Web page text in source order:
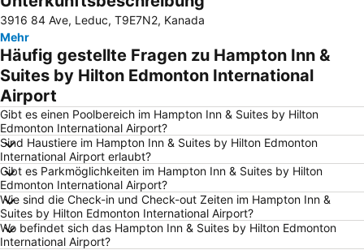
3916 84 Ave, Leduc, T9E7N2, Kanada
Mehr
Häufig gestellte Fragen zu Hampton Inn &
Suites by Hilton Edmonton International
Airport
Gibt es einen Poolbereich im Hampton Inn & Suites by Hilton
Edmonton International Airport?
Sind Haustiere im Hampton Inn & Suites by Hilton Edmonton
International Airport erlaubt?
Gibt es Parkmöglichkeiten im Hampton Inn & Suites by Hilton
Edmonton International Airport?
Wie sind die Check-in und Check-out Zeiten im Hampton Inn &
Suites by Hilton Edmonton International Airport?
Wo befindet sich das Hampton Inn & Suites by Hilton Edmonton
International Airport?